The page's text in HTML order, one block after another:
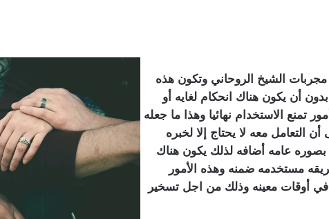
الشيخ الروحاني وتكون هذه
أن يكون هناك انحكام لغايه أو
الاستخدام نهائيا وهذا ما جعله
معه لا يحتاج إلا لخبره
عامه أضافه لذلك يكون هناك
مستخدمه ضمنه وهذه الأمور
في أوقات معينه وذلك من اجل تسخير